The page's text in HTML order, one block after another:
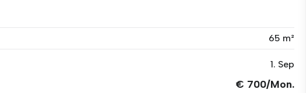
65 m²
1. Sep
€ 700/Mon.